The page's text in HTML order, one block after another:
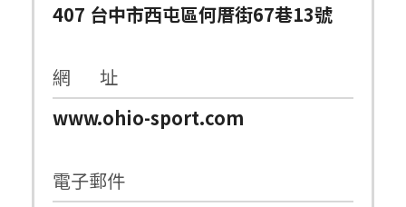
407 台中市西屯區何厝街67巷13號
網 址
www.ohio-sport.com
電子郵件